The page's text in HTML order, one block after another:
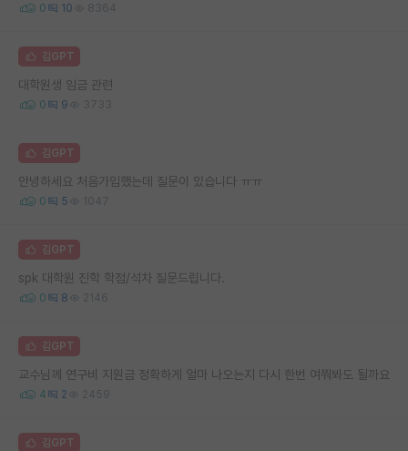
0 10 8364
김GPT
대학원생 임금 관련
0 9 3733
김GPT
안녕하세요 처음가입했는데 질문이 있습니다 ㅠㅠ
0 5 1047
김GPT
spk 대학원 진학 학점/석차 질문드립니다.
0 8 2146
김GPT
교수님께 연구비 지원금 정확하게 얼마 나오는지 다시 한번 여쭤봐도 될까요
4 2 2459
김GPT